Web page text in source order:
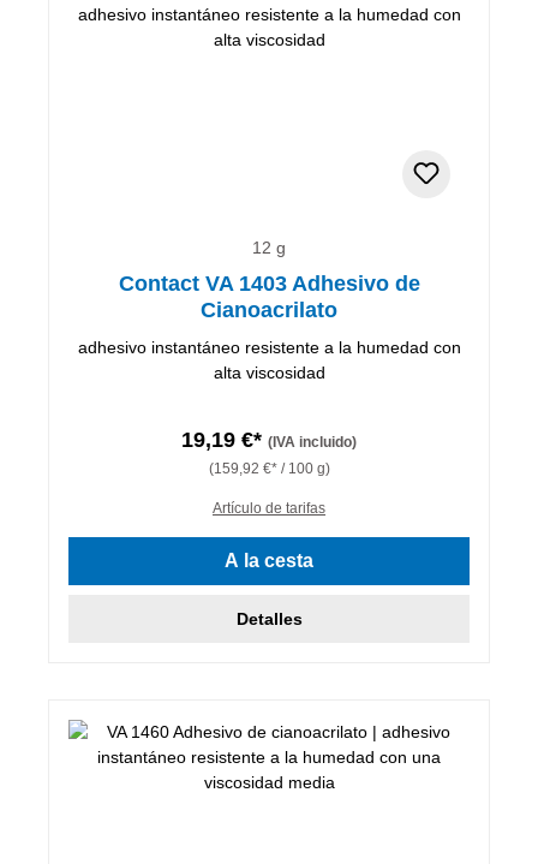
12 g
Contact VA 1403 Adhesivo de
Cianoacrilato
adhesivo instantáneo resistente a la humedad con
alta viscosidad
19,19 €* (IVA incluido)
(159,92 €* / 100 g)
Artículo de tarifas
A la cesta
Detalles